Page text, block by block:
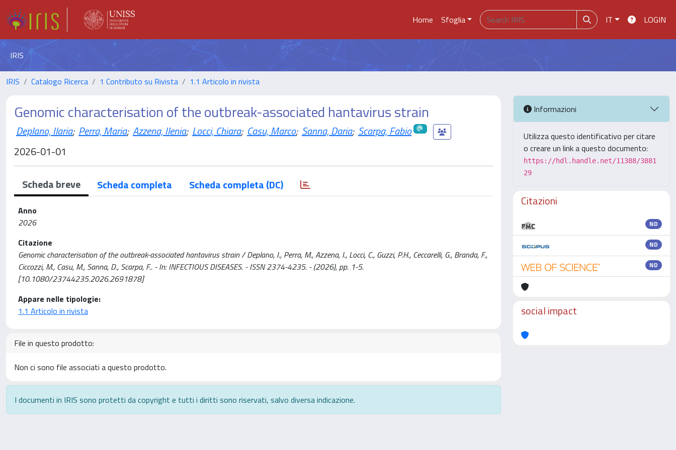
Home Sfoglia IT LOGIN
IRIS
IRIS Catalogo Ricerca 1 Contributo su Rivista 1.1 Articolo in rivista
Genomic characterisation of the outbreak-associated hantavirus strain
Deplano, Ilaria; Perra, Maria; Azzena, Ilenia; Locci, Chiara; Casu, Marco; Sanna, Daria; Scarpa, Fabio
2026-01-01
Scheda breve Scheda completa Scheda completa (DC)
Anno
2026
Citazione
Genomic characterisation of the outbreak-associated hantavirus strain / Deplano, I., Perra, M., Azzena, I., Locci, C., Guzzi, P.H., Ceccarelli, G., Branda, F.,
Ciccozzi, M., Casu, M., Sanna, D., Scarpa, F.. - In: INFECTIOUS DISEASES. - ISSN 2374-4235. - (2026), pp. 1-5.
[10.1080/23744235.2026.2691878]
Appare nelle tipologie:
1.1 Articolo in rivista
File in questo prodotto:
Non ci sono file associati a questo prodotto.
I documenti in IRIS sono protetti da copyright e tutti i diritti sono riservati, salvo diversa indicazione.
Informazioni
Utilizza questo identificativo per citare
o creare un link a questo documento:
https://hdl.handle.net/11388/3881
29
Citazioni
ND
ND
ND
social impact